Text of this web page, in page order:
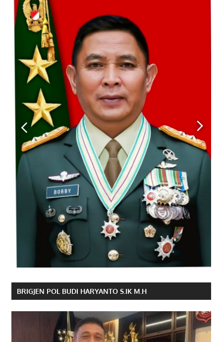
BRIGJEN POL BUDI HARYANTO S.IK M.H